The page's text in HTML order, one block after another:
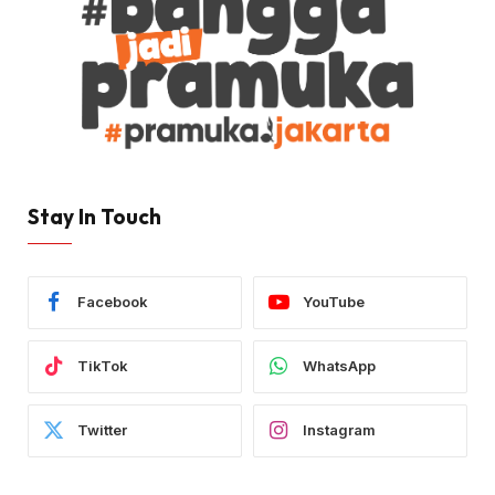
Stay In Touch
Facebook YouTube
TikTok WhatsApp
Twitter Instagram